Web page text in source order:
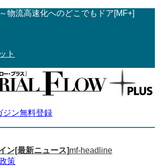
物流高速化へのどこでもドア[MF+]
ト
ン[最新ニュース]mf-headline
策